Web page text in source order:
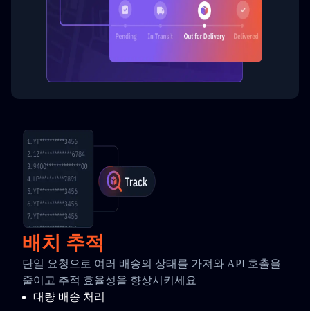
배치 추적
단일 요청으로 여러 배송의 상태를 가져와 API 호출을
줄이고 추적 효율성을 향상시키세요
대량 배송 처리